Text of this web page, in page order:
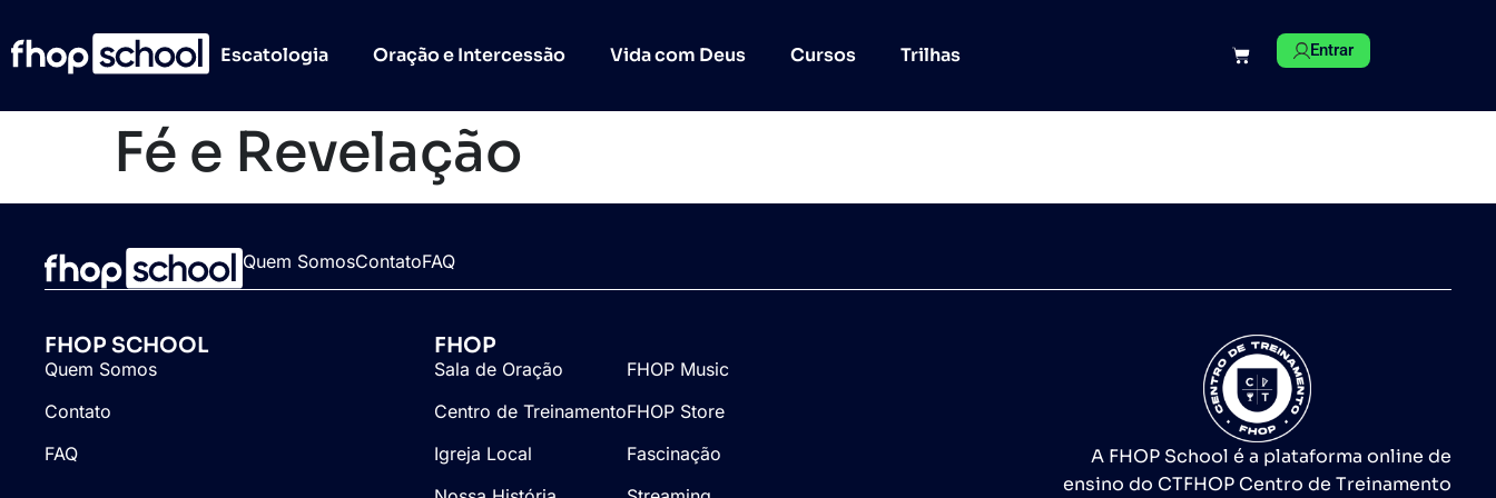
Escatologia Oração e Intercessão Vida com Deus Cursos Trilhas Entrar
Fé e Revelação
Quem SomosContatoFAQ
FHOP SCHOOL
Quem Somos
Contato
FAQ
FHOP
Sala de Oração
Centro de Treinamento
Igreja Local
FHOP Music
FHOP Store
Fascinação
A FHOP School é a plataforma online de
ensino do CTFHOP Centro de Treinamento